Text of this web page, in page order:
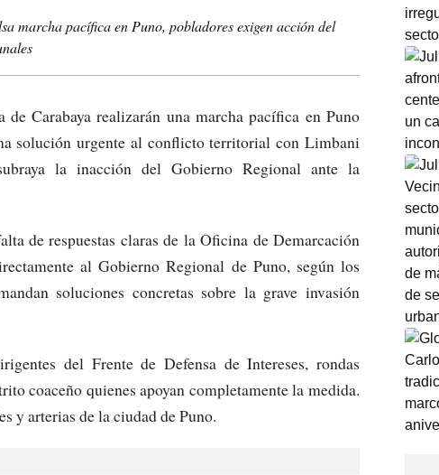
marcha pacífica en Puno, pobladores exigen acción del
Carabaya realizarán una marcha pacífica en Puno
solución urgente al conflicto territorial con Limbani
la inacción del Gobierno Regional ante la
de respuestas claras de la Oficina de Demarcación
al Gobierno Regional de Puno, según los
soluciones concretas sobre la grave invasión
del Frente de Defensa de Intereses, rondas
coaceño quienes apoyan completamente la medida.
y arterias de la ciudad de Puno.